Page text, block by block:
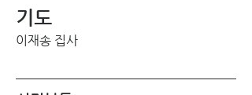
기도
이재송 집사